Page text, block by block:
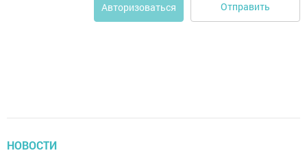
Авторизоваться Отправить
НОВОСТИ